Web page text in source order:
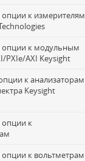
опции к измерителям
опции к модульным
PXIe/AXI Keysight
к анализаторам
Keysight
опции к
опции к вольтметрам